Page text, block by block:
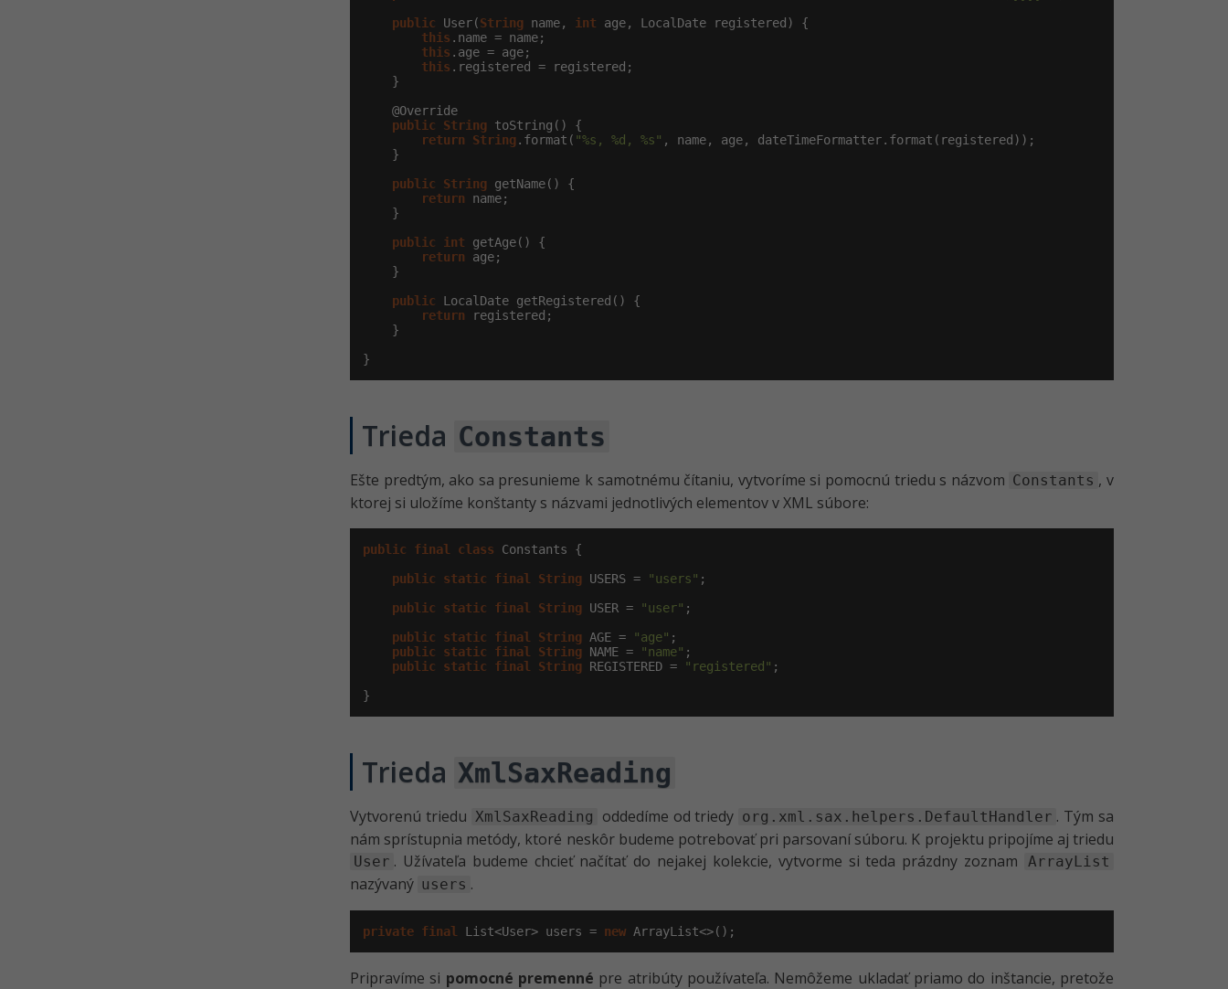
public User(String name, int age, LocalDate registered) {
this .name = name;
this .age = age;
this .registered = registered;
    }
    @Override
public
String toString() {
return
String.format( "%s, %d, %s" , name, age, dateTimeFormatter.format(registered));
    }
public
String getName() {
return name;
    }
public
int getAge() {
return age;
    }
public LocalDate getRegistered() {
return registered;
    }
}
Trieda Constants
Ešte predtým, ako sa presunieme k samotnému čítaniu, vytvoríme si pomocnú triedu s názvom Constants , v
ktorej si uložíme konštanty s názvami jednotlivých elementov v XML súbore:
public final class Constants {
public
static final String USERS = "users" ;
public
static final String USER = "user" ;
public
static final String AGE = "age" ;
public
static final String NAME = "name" ;
public
static final String REGISTERED = "registered" ;
}
Trieda XmlSaxReading
Vytvorenú triedu XmlSaxReading oddedíme od triedy org.xml.sax.helpers.DefaultHandler . Tým sa
nám sprístupnia metódy, ktoré neskôr budeme potrebovať pri parsovaní súboru. K projektu pripojíme aj triedu
User . Užívateľa budeme chcieť načítať do nejakej kolekcie, vytvorme si teda prázdny zoznam ArrayList
nazývaný users .
private final List<User> users = new ArrayList<>();
Pripravíme si pomocné premenné pre atribúty používateľa. Nemôžeme ukladať priamo do inštancie, pretože